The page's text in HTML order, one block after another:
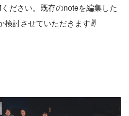
ださい。既存のnoteを編集した
検討させていただきます✌️